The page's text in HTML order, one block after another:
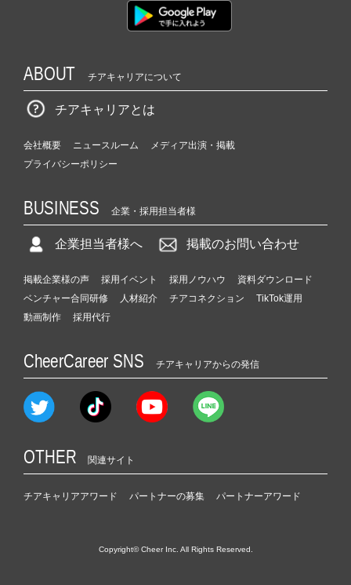
ABOUT チアキャリアについて
チアキャリアとは
会社概要 ニュースルーム
メディア出演・掲載
プライバシーポリシー
BUSINESS 企業・採用担当者様
企業担当者様へ 掲載のお問い合わせ
掲載企業様の声 採用イベント 採用ノウハウ
資料ダウンロード
ベンチャー合同研修
人材紹介 チアコネクション
TikTok運用
動画制作
採用代行
CheerCareer SNS チアキャリアからの発信
OTHER 関連サイト
チアキャリアアワード パートナーの募集 パートナーアワード
Copyright© Cheer Inc. All Rights Reserved.